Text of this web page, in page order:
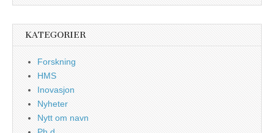
KATEGORIER
Forskning
HMS
Inovasjon
Nyheter
Nytt om navn